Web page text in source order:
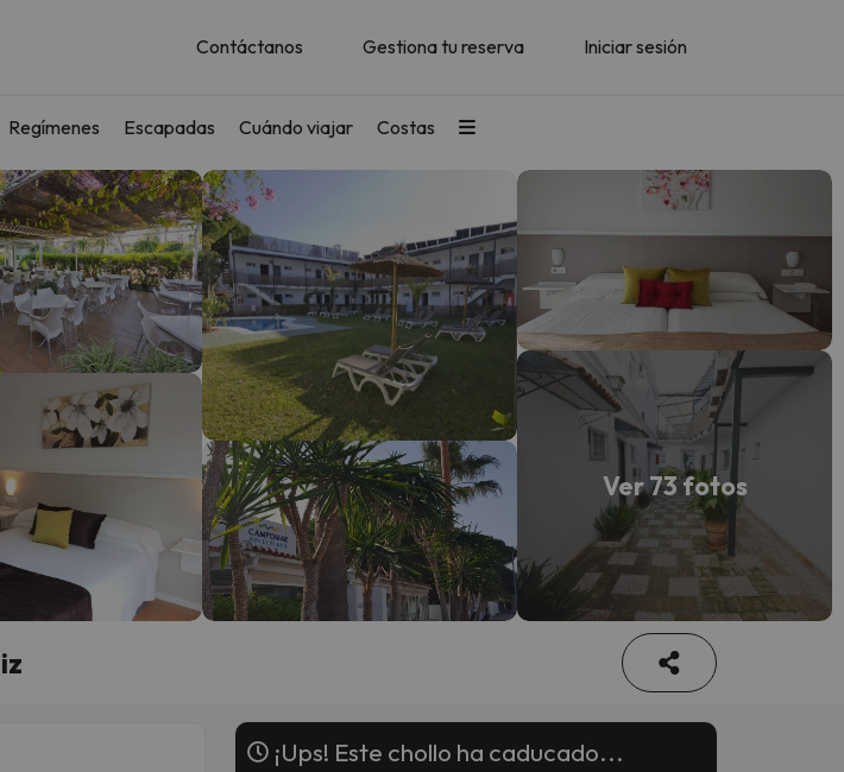
Contáctanos Gestiona tu reserva Iniciar sesión
Regímenes Escapadas Cuándo viajar Costas
Ver 73 fotos
¡Ups! Este chollo ha caducado...